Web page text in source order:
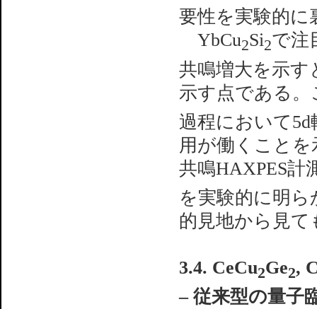
要性を実験的
YbCu2Si2で注
共鳴増大を示す
示す点である
過程において
用が働くこと
共鳴HAXPES計
を実験的に明
的見地から見
3.4. CeCu2Ge2,
– 従来型の量子